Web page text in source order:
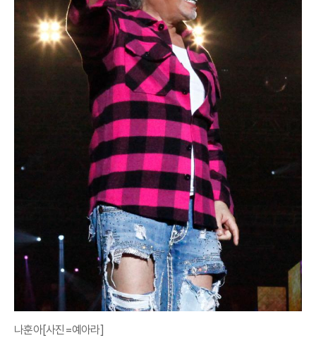
나훈아[사진=예아라]